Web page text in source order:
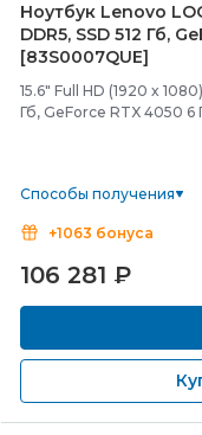
Ноутбук Lenovo
DDR5, SSD 512 Гб,
[83S0007QUE]
15.6" Full HD (1920 x
Гб, GeForce RTX 4050 6
Способы получения
+1063 бонуса
106 281 ₽